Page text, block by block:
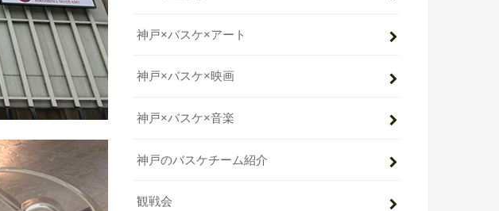
神戸×バスケ×アート
神戸×バスケ×映画
神戸×バスケ×音楽
神戸のバスケチーム紹介
観戦会